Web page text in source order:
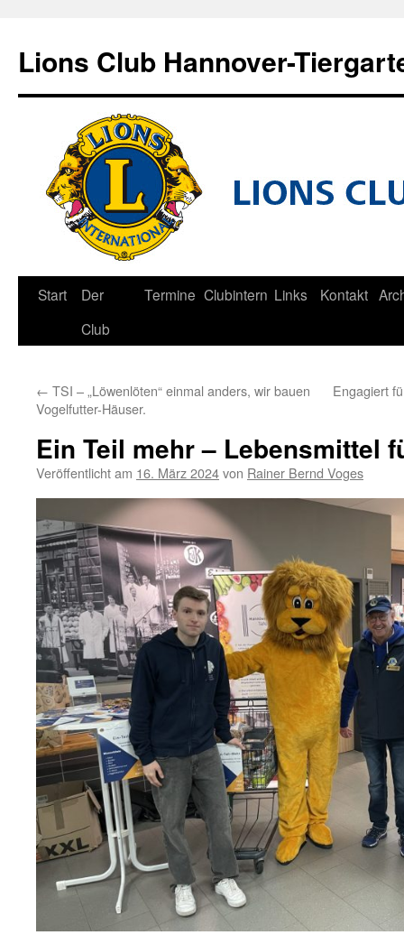
springen
Lions Club Hannover-
Start
Der
Club
Termine Clubintern Links Kontakt
← TSI – „Löwenlöten“ einmal anders, wir bauen
Vogelfutter-Häuser.
Engagiert
Ein Teil mehr – Lebensmittel
Veröffentlicht am 16. März 2024von Rainer Bernd Voges